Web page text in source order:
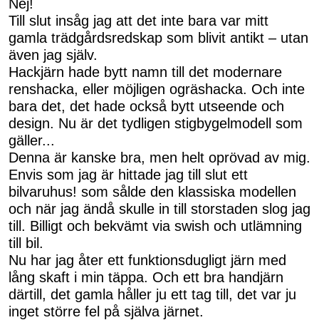
Nej!
Till slut insåg jag att det inte bara var mitt
gamla trädgårdsredskap som blivit antikt – utan
även jag själv.
Hackjärn hade bytt namn till det modernare
renshacka, eller möjligen ogräshacka. Och inte
bara det, det hade också bytt utseende och
design. Nu är det tydligen stigbygelmodell som
gäller...
Denna är kanske bra, men helt oprövad av mig.
Envis som jag är hittade jag till slut ett
bilvaruhus! som sålde den klassiska modellen
och när jag ändå skulle in till storstaden slog jag
till. Billigt och bekvämt via swish och utlämning
till bil.
Nu har jag åter ett funktionsdugligt järn med
lång skaft i min täppa. Och ett bra handjärn
därtill, det gamla håller ju ett tag till, det var ju
inget större fel på själva järnet.